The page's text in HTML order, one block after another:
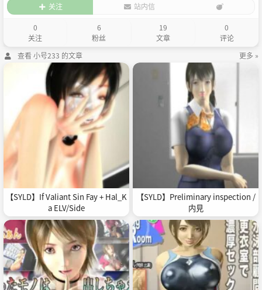
关注
站内信
0
关注
6
粉丝
19
文章
0
评论
查看 小号233 的文章
更多 »
【SYLD】If Valiant Sin Fay + Hal_K
a ELV/Side
【SYLD】Preliminary inspection /
内見